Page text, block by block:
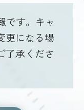
です。キャ
更になる場
了承くださ